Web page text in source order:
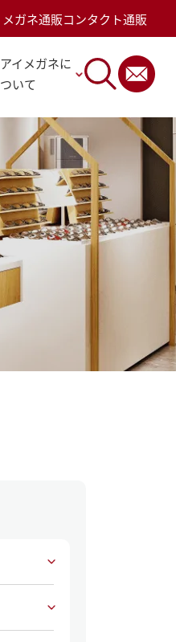
メガネ通販コンタクト通販
アイメガネに
ついて